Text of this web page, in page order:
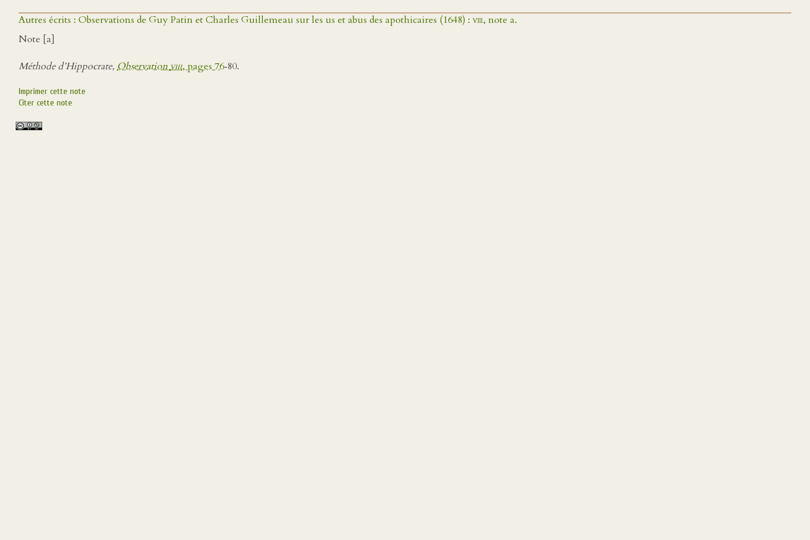
Autres écrits : Observations de Guy Patin et Charles Guillemeau sur les us et abus des apothicaires (1648) : viii, note a.
Note [a]
Méthode d’Hippocrate,Observationviii, pages 76‑80.
Imprimer cette note
Citer cette note